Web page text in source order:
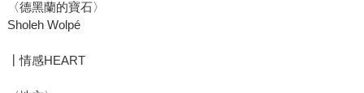
〈德黑蘭的寶石〉
Sholeh Wolpé
┃情感HEART